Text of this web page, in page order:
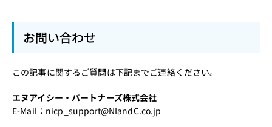
お問い合わせ
この記事に関するご質問は下記までご連絡ください。
エヌアイシー・パートナーズ株式会社
E-Mail： nicp_support@NIandC.co.jp